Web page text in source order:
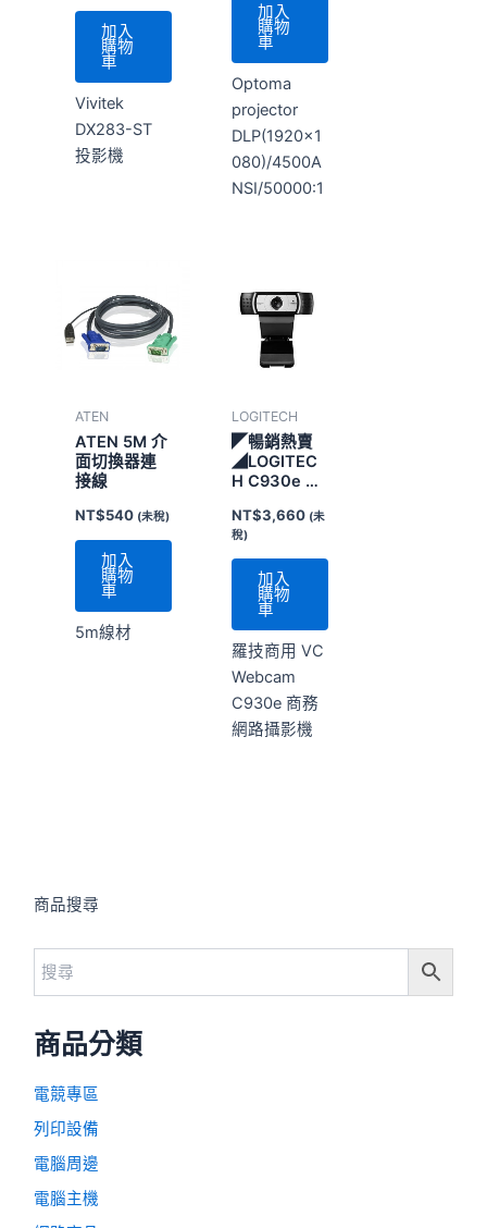
商品搜尋
商品分類
電競專區
列印設備
電腦周邊
電腦主機
加入
購物
車
Vivitek
DX283-ST
投影機
加入
購物
車
Optoma
projector
DLP(1920×1
080)/4500A
NSI/50000:1
ATEN
ATEN 5M 介
面切換器連
接線
NT$540 (未稅)
加入
購物
車
5m線材
LOGITECH
◤暢銷熱賣
◢LOGITEC
H C930e 會
機
NT$3,660 (未
稅)
加入
購物
車
羅技商用 VC
Webcam
C930e 商務
網路攝影機